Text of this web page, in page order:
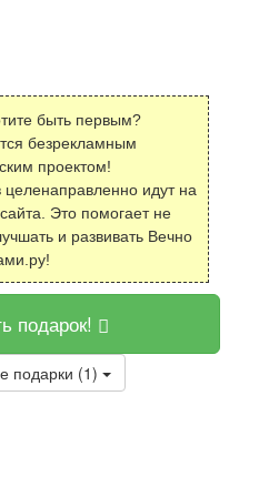
быть первым?
безрекламным
проектом!
идут на
Это помогает не
и развивать Вечно
подарок!
подарки (1)